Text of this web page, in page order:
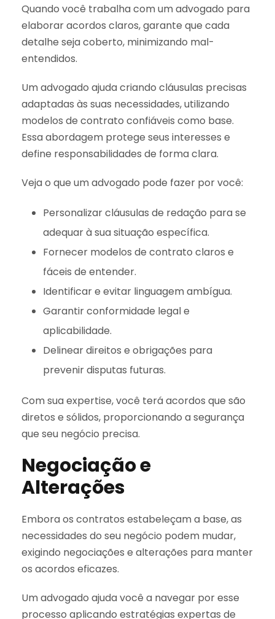
Quando você trabalha com um advogado para
elaborar acordos claros, garante que cada
detalhe seja coberto, minimizando mal-
entendidos.
Um advogado ajuda criando cláusulas precisas
adaptadas às suas necessidades, utilizando
modelos de contrato confiáveis como base.
Essa abordagem protege seus interesses e
define responsabilidades de forma clara.
Veja o que um advogado pode fazer por você:
Personalizar cláusulas de redação para se
adequar à sua situação específica.
Fornecer modelos de contrato claros e
fáceis de entender.
Identificar e evitar linguagem ambígua.
Garantir conformidade legal e
aplicabilidade.
Delinear direitos e obrigações para
prevenir disputas futuras.
Com sua expertise, você terá acordos que são
diretos e sólidos, proporcionando a segurança
que seu negócio precisa.
Negociação e
Alterações
Embora os contratos estabeleçam a base, as
necessidades do seu negócio podem mudar,
exigindo negociações e alterações para manter
os acordos eficazes.
Um advogado ajuda você a navegar por esse
processo aplicando estratégias expertas de